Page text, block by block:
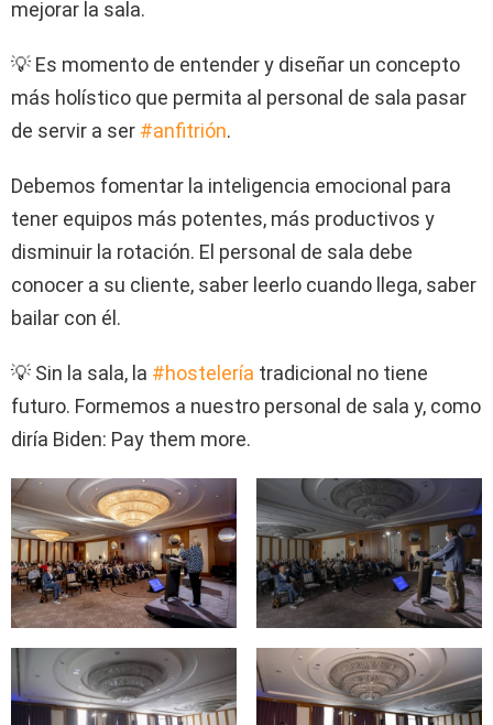
mejorar la sala.
💡 Es momento de entender y diseñar un concepto
más holístico que permita al personal de sala pasar
de servir a ser #anfitrión.
Debemos fomentar la inteligencia emocional para
tener equipos más potentes, más productivos y
disminuir la rotación. El personal de sala debe
conocer a su cliente, saber leerlo cuando llega, saber
bailar con él.
💡 Sin la sala, la #hostelería tradicional no tiene
futuro. Formemos a nuestro personal de sala y, como
diría Biden: Pay them more.